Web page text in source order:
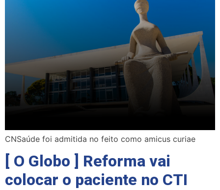
CNSaúde foi admitida no feito como amicus curiae
[ O Globo ] Reforma vai
colocar o paciente no CTI